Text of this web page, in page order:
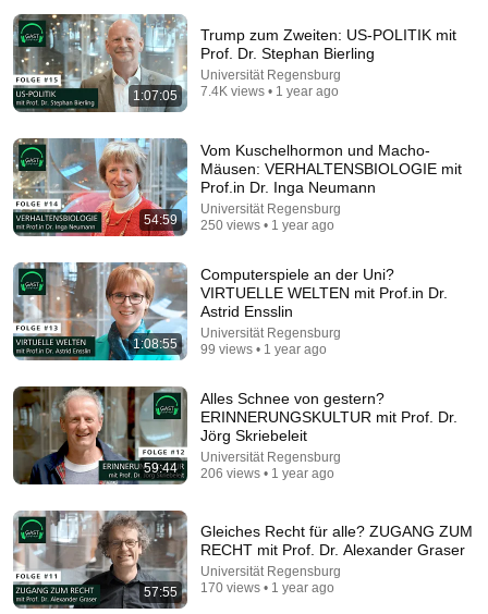
Japan-US Coordinated Currency Intervention
Currenc...
三橋TV • 317K views
New
Auto-dubbed
1:07:05
Trump zum Zweiten: US-POLITIK mit
Prof. Dr. Stephan Bierling
Universität Regensburg
7.4K views • 1 year ago
54:59
Vom Kuschelhormon und Macho-
Mäusen: VERHALTENSBIOLOGIE mit
Prof.in Dr. Inga Neumann
Universität Regensburg
250 views • 1 year ago
1:08:55
Computerspiele an der Uni?
VIRTUELLE WELTEN mit Prof.in Dr.
Astrid Ensslin
Universität Regensburg
99 views • 1 year ago
59:44
Alles Schnee von gestern?
ERINNERUNGSKULTUR mit Prof. Dr.
Jörg Skriebeleit
Universität Regensburg
206 views • 1 year ago
57:55
Gleiches Recht für alle? ZUGANG ZUM
RECHT mit Prof. Dr. Alexander Graser
Universität Regensburg
170 views • 1 year ago